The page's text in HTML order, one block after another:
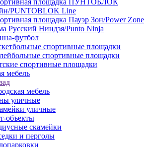
площадка ПУНТОБЛОК
PUNTOBLOK Line
площадка Пауэр Зон/Power Zone
Русский Ниндзя/Punto Ninja
футбол
спортивные площадки
спортивные площадки
спортивные площадки
мебель
мебель
уличные
уличные
объекты
скамейки
и перголы